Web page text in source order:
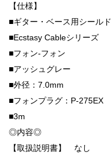
【仕様】
■ギター・ベース用シールド
■Ecstasy Cableシリーズ
■フォン-フォン
■アッシュグレー
■外径：7.0mm
■フォンプラグ：P-275EX
■3m
◎内容◎
【取扱説明書】 なし